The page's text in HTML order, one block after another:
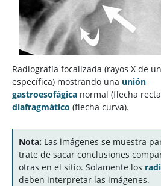
Radiografía focalizada (rayos X de
específica) mostrando una unión
gastroesofágica normal (flecha
diafragmático (flecha curva).
Nota: Las imágenes se muestra
trate de sacar conclusiones
otras en el sitio. Solamente los
deben interpretar las imágenes.